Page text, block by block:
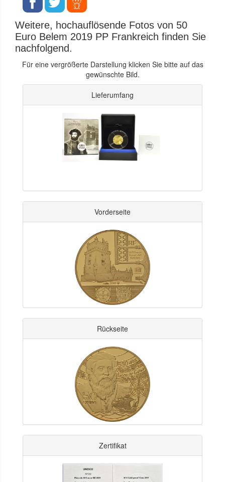
Weitere, hochauflösende Fotos von 50
Euro Belem 2019 PP Frankreich finden Sie
nachfolgend.
Für eine vergrößerte Darstellung klicken Sie bitte auf das
gewünschte Bild.
Lieferumfang
Vorderseite
Rückseite
Zertifikat